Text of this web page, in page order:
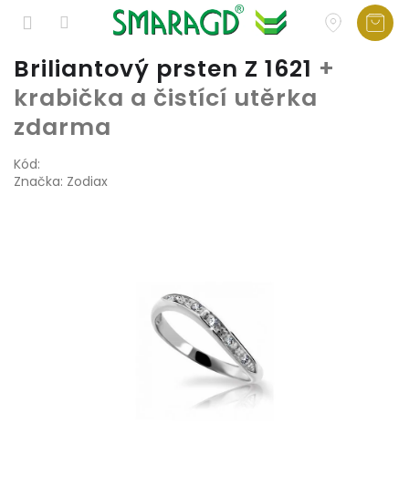
Přejít
obsah
Briliantový prsten Z 1621 +
krabička a čistící utěrka
zdarma
Kód:
Značka: Zodiax